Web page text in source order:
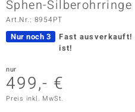
Vogue
Sphen-Silberohrringe
Art.Nr.: 8954PT
Nur noch 3 Fast ausverkauft!
ist!
nur
499,- €
Preis inkl. MwSt.